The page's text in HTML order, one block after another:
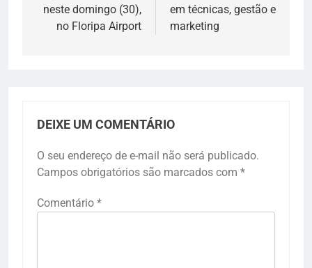
neste domingo (30),
no Floripa Airport
em técnicas, gestão e
marketing
DEIXE UM COMENTÁRIO
O seu endereço de e-mail não será publicado.
Campos obrigatórios são marcados com *
Comentário *